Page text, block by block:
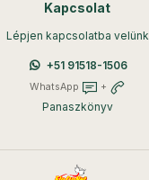
Kapcsolat
Lépjen kapcsolatba velünk
+51 91518-1506
WhatsApp +
Panaszkönyv